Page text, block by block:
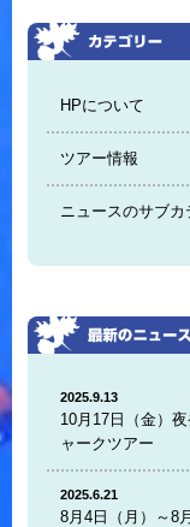
HPについて
ツアー情報
ニュースのサブカ
2025.9.13
10月17日（金）
ャークツアー
2025.6.21
8月4日（月）～8